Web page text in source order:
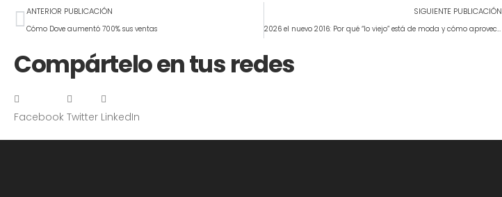
ANTERIOR PUBLICACIÓN
Cómo Dove aumentó 700% sus ventas
SIGUIENTE PUBLICACIÓN
2026 el nuevo 2016: Por qué “lo viejo” está de moda y cómo aprovecharlo en tu negocio
Compártelo en tus redes
Facebook Twitter LinkedIn